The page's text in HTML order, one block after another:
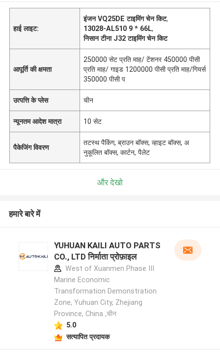
हाई लाइट:
इंजन VQ25DE टाइमिंग चेन किट,
13028-AL510 9 * 66L,
निसान टीना J32 टाइमिंग चेन किट
आपूर्ति की क्षमता
250000 सेट प्रति माह/ टेंशनर 450000 पीसी
प्रति माह/ गाइड 1200000 पीसी प्रति माह/गियर्स
350000 पीसी प
उत्पत्ति के प्लेस चीन
न्यूनतम आदेश मात्रा 10 सेट
पैकेजिंग विवरण
तटस्थ पैकिंग, ब्राउन बॉक्स, व्हाइट बॉक्स, अ
नुकूलित बॉक्स, कार्टन, पैलेट
और देखो
हमारे बारे में
YUHUAN KAILI AUTO PARTS
CO., LTD निर्माता प्रोफ़ाइल
West of Xuanmen Phase III
Marine Economic
Transformation Demonstration
Zone, Yuhuan City, Zhejiang
Province, China ,चीन
5.0
सत्यापित प्रदायक